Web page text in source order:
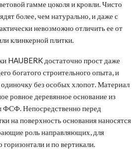
гамме цоколя и кровли. Чисто
более, чем натурально, и даже с
невозможно отличить ее от
клинкерной плитки.
HAUBERK достаточно прост даже
богатого строительного опыта, и
без особых хлопот. Материал
ровное деревянное основание из
ФСФ. Непосредственно перед
на поверхность основания наносятся
роль направляющих, для
и по вертикали.